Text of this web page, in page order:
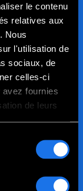
le contenu
relatives aux
Nous
l'utilisation de
sociaux, de
celles-ci
fournies
de leurs